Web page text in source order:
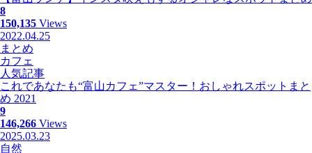
8
150,135 Views
2022.04.25
まとめ
カフェ
人気記事
これであなたも“富山カフェ”マスター！おしゃれスポットまと
め 2021
9
146,266 Views
2025.03.23
自然